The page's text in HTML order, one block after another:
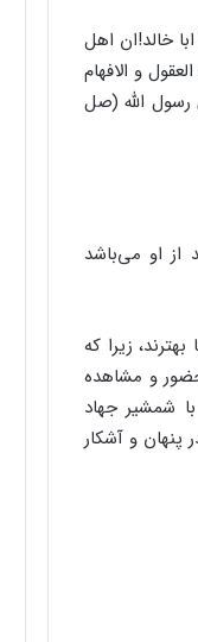
خالد!ان اهل
و الافهام
رسول الله (صل
او می‌باشد
زیرا که
و مشاهده
شمشیر جهاد
و آشکار